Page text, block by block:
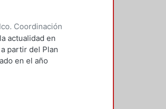
Coordinación
;Díaz
actualidad en
partir del Plan
en el año